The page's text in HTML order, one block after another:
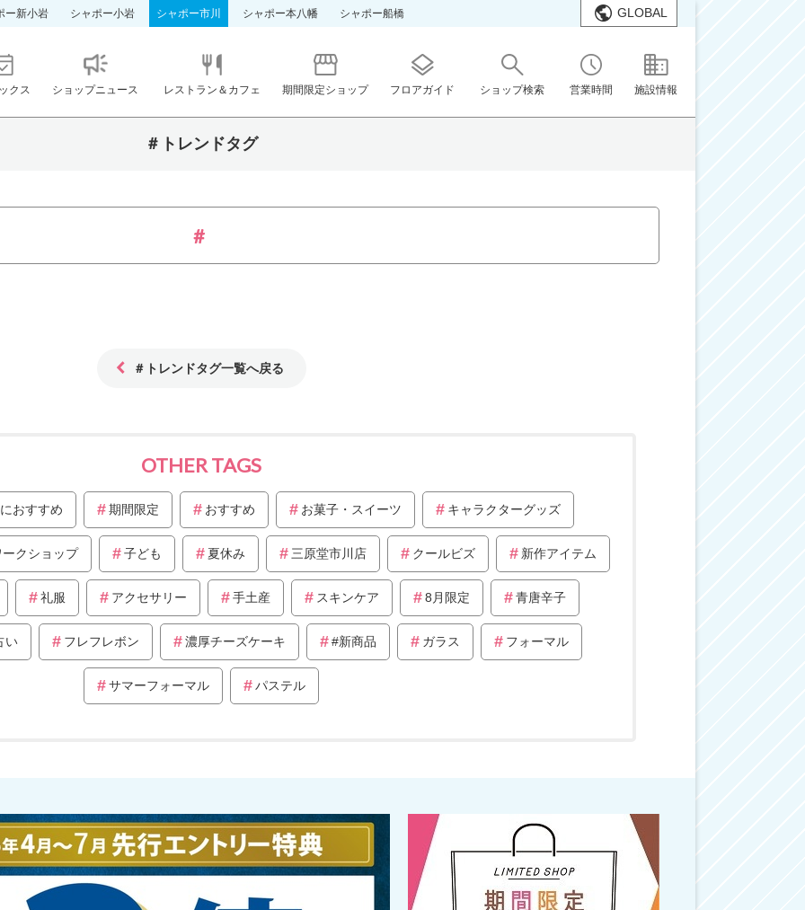
ー新小岩 シャポー小岩 シャポー市川 シャポー本八幡 シャポー船橋 GLOBAL
クス ショップニュース レストラン＆カフェ 期間限定ショップ フロアガイド ショップ検索 営業時間 施設情報
＃トレンドタグ
＃トレンドタグ一覧へ戻る
OTHER TAGS
おすすめ 期間限定 おすすめ お菓子・スイーツ キャラクターグッズ
クショップ 子ども 夏休み 三原堂市川店 クールビズ 新作アイテム
礼服 アクセサリー 手土産 スキンケア 8月限定 青唐辛子
い フレフレボン 濃厚チーズケーキ #新商品 ガラス フォーマル
サマーフォーマル パステル